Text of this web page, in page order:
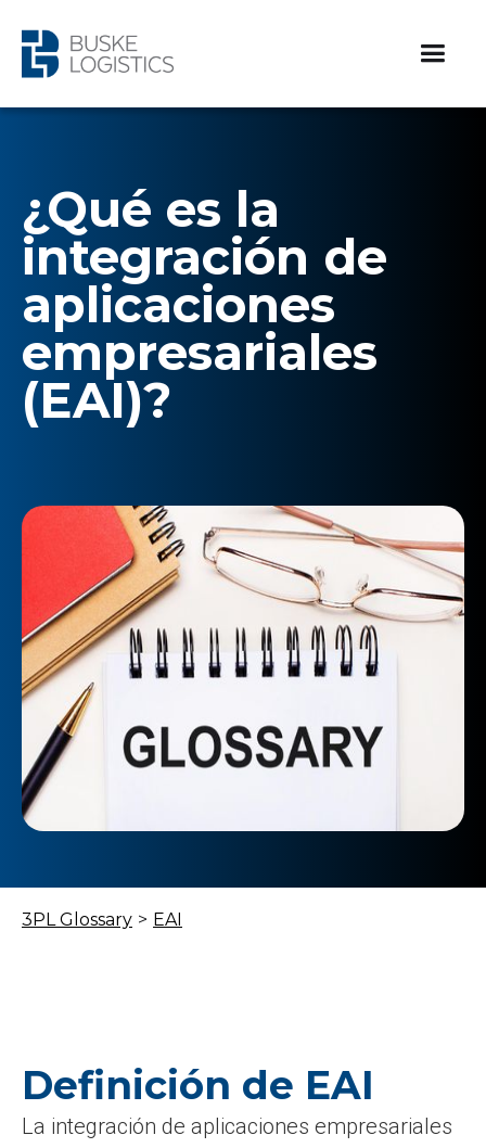
¿Qué es la
integración de
aplicaciones
empresariales
(EAI)?
3PL Glossary > EAI
Definición de EAI
La integración de aplicaciones empresariales